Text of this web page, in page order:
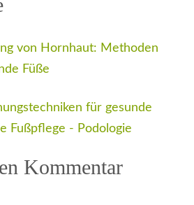
von Hornhaut: Methoden
Füße
für gesunde
Fußpflege - Podologie
Kommentar